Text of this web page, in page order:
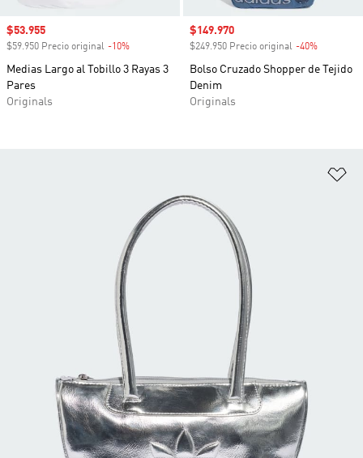
Precio de venta
$53.955
$59.950 Precio original -10%
Medias Largo al Tobillo 3 Rayas 3
Pares
Originals
Precio de venta
$149.970
$249.950 Precio original -40%
Bolso Cruzado Shopper de Tejido
Denim
Originals